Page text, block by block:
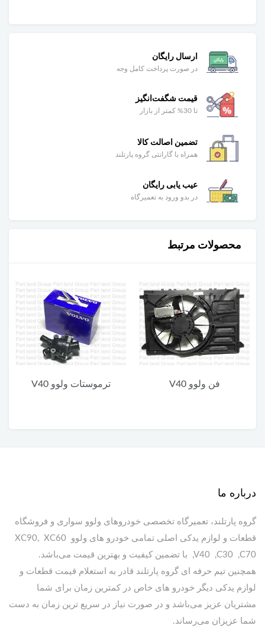
ارسال رایگان
در صورت پرداخت کامل وجه
قیمت شگفت‌انگیز
تا 30% کمتر از بازار
تضمین اصالت کالا
همراه با گارانتی گروه پارتلند
عیب یابی رایگان
در بدو ورود به تعمیرگاه
محصولات مرتبط
ترموستات ولوو V40
روغن گیربکس دابل کلاچ
درباره ما
گروه پارتلند، تعمیرگاه تخصصی خودروهای ولوو سواری و فروشگاه
قطعات و لوازم یدکی اصلی تمامی خودرو های ولوو XC90, XC60
,V40 ,C30 ,C70 با تضمین کیفیت و بهترین قیمت می‌باشد.
همچنین تیم حرفه ای گروه پارتلند قادر به استعلام قیمت قطعات و
لوازم یدکی دیگر خودرو های خاص در کمترین زمان برای شما
مشتریان عزیز می‌باشد و در صورت نیاز در سریع ترین زمان به دست
شما عزیزان می‌رساند.